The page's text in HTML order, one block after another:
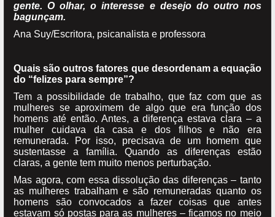
gente. O olhar, o interesse e desejo do outro nos
bagunçam.
Ana Suy/Escritora, psicanalista e professora
Quais são outros fatores que desordenam a equação
do “felizes para sempre”?
Tem a possibilidade de trabalho, que faz com que as
mulheres se aproximem de algo que era função dos
homens até então. Antes, a diferença estava clara – a
mulher cuidava da casa e dos filhos e não era
remunerada. Por isso, precisava de um homem que
sustentasse a família. Quando as diferenças estão
claras, a gente tem muito menos perturbação.
Mas agora, com essa dissolução das diferenças – tanto
as mulheres trabalham e são remuneradas quanto os
homens são convocados a fazer coisas que antes
estavam só postas para as mulheres – ficamos no meio